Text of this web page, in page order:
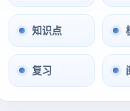
知识点
复习